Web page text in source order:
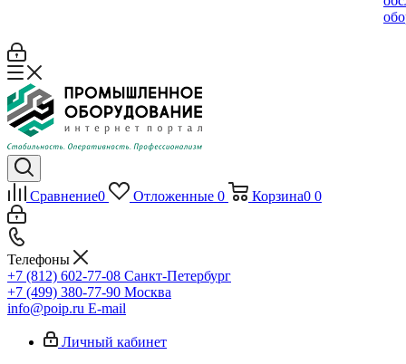
Сравнение0 Отложенные 0 Корзина0 0
Телефоны
+7 (812) 602-77-08 Санкт-Петербург
+7 (499) 380-77-90 Москва
info@poip.ru E-mail
Личный кабинет